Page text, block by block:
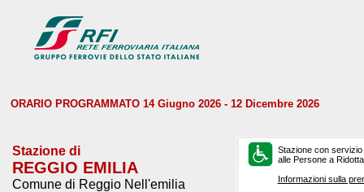
ORARIO PROGRAMMATO 14 Giugno 2026 - 12 Dicembre 2026
Stazione di
REGGIO EMILIA
Comune di Reggio Nell'emilia
Stazione con
alle Persone a
Informazioni sulla